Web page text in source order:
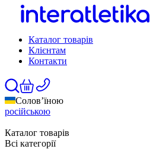
Каталог товарів
Клієнтам
Контакти
Солов’їною
російською
Каталог товарів
Всі категорії